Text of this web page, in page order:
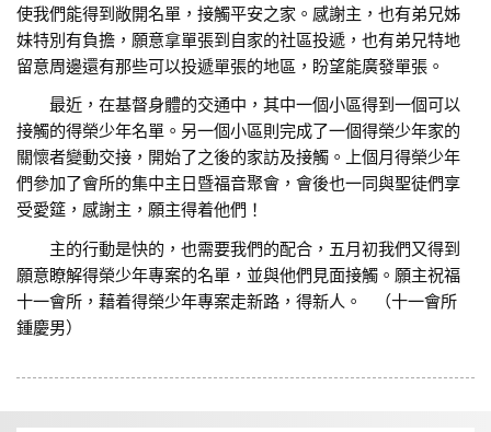
使我們能得到敞開名單，接觸平安之家。感謝主，也有弟兄姊
妹特別有負擔，願意拿單張到自家的社區投遞，也有弟兄特地
留意周邊還有那些可以投遞單張的地區，盼望能廣發單張。
最近，在基督身體的交通中，其中一個小區得到一個可以
接觸的得榮少年名單。另一個小區則完成了一個得榮少年家的
關懷者變動交接，開始了之後的家訪及接觸。上個月得榮少年
們參加了會所的集中主日暨福音聚會，會後也一同與聖徒們享
受愛筵，感謝主，願主得着他們！
主的行動是快的，也需要我們的配合，五月初我們又得到
願意瞭解得榮少年專案的名單，並與他們見面接觸。願主祝福
十一會所，藉着得榮少年專案走新路，得新人。 （十一會所
鍾慶男）